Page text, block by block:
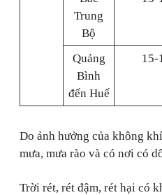
Trung
Bộ
Quảng
Bình
đến Huế
15-
Do ảnh hưởng của không
mưa, mưa rào và có nơi có
Trời rét, rét đậm, rét hại có